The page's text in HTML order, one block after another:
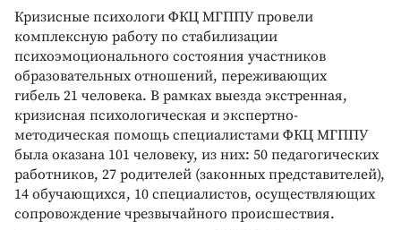
Кризисные психологи ФКЦ МГППУ провели
комплексную работу по стабилизации
психоэмоционального состояния участников
образовательных отношений, переживающих
гибель 21 человека. В рамках выезда экстренная,
кризисная психологическая и экспертно-
методическая помощь специалистами ФКЦ МГППУ
была оказана 101 человеку, из них: 50 педагогических
работников, 27 родителей (законных представителей),
14 обучающихся, 10 специалистов, осуществляющих
сопровождение чрезвычайного происшествия.